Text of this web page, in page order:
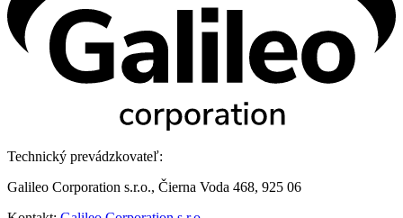
Technický prevádzkovateľ:
Galileo Corporation s.r.o., Čierna Voda 468, 925 06